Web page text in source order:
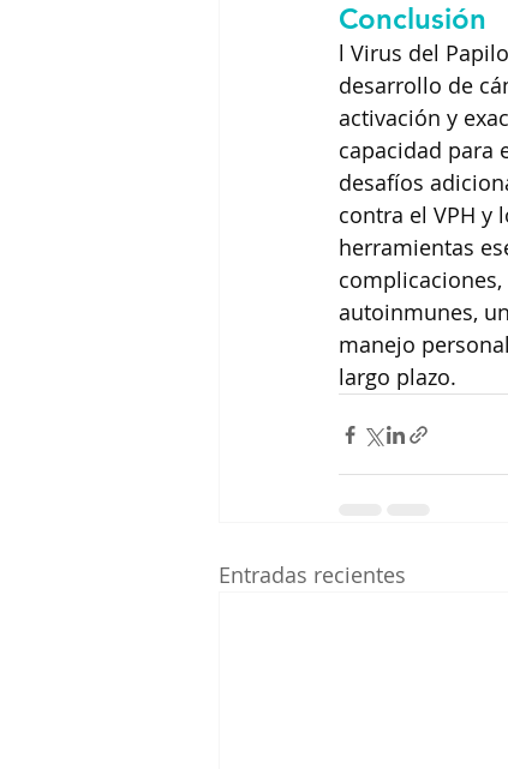
Conclusión
l Virus del
desarrollo de
activación y
capacidad para
desafíos
contra el VPH y
herramientas
autoinmunes,
manejo
largo plazo.
Entradas recientes